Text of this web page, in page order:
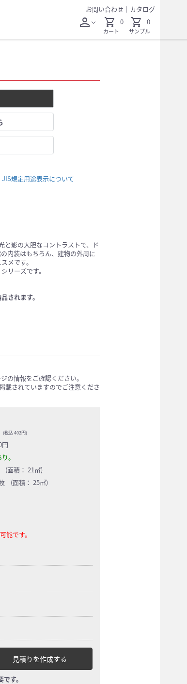
お問い合わせ ｜ カタログ
personexpand_more shopping_cart
カート
0 shopping_cart
サンプル
0
JIS規定用途表示について
と影の大胆なコントラストで、ド
内装はもちろん、建物の外周に
メです。
リーズです。
されます。
の情報をご確認ください。
載されていますのでご注意くださ
(税込 402円)
円
。
949枚 (面積： 21㎡)
1,125枚 (面積： 25㎡)
能です。
見積りを作成する
す。